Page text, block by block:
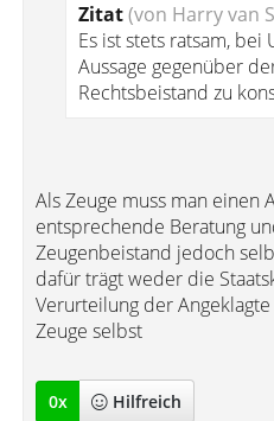
Zitat(von Harry van
Es ist stets ratsam,
Aussage gegenüber
Rechtsbeistand zu
Als Zeuge muss man einen
entsprechende Beratung
Zeugenbeistand jedoch
dafür trägt weder die
Verurteilung der
Zeuge selbst
0x Hilfreich